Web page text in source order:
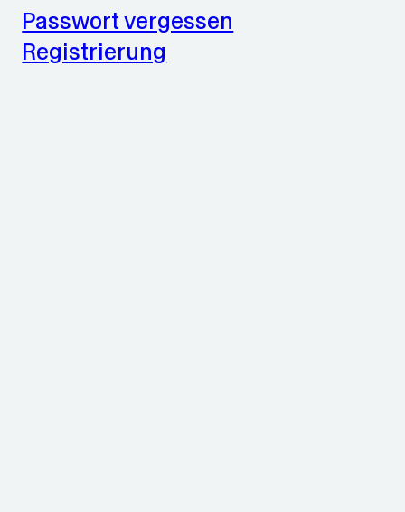
Passwort vergessen
Registrierung